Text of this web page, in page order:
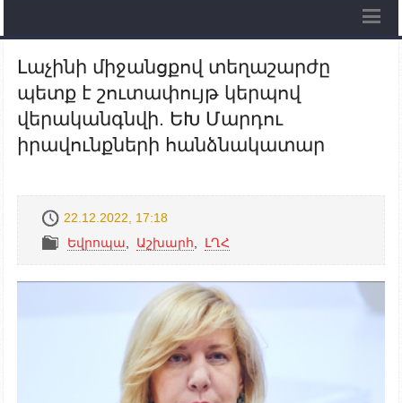
Լաչինի միջանցքով տեղաշարժը
պետք է շուտափույթ կերպով
վերականգնվի. ԵԽ Մարդու
իրավունքների հանձնակատար
22.12.2022, 17:18
Եվրոպա
Աշխարհ ԼՂՀ